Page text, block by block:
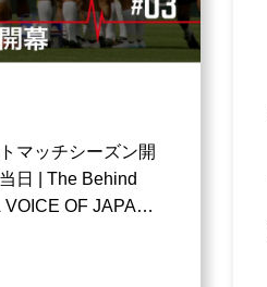
マッチシーズン開
日 | The Behind
OF JAPAN